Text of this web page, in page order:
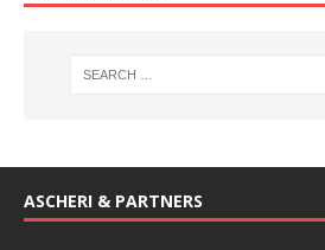
ASCHERI & PARTNERS